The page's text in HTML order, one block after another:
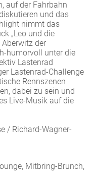
auf der Fahrbahn
und das
nimmt das
„Leo und die
Aberwitz der
-humorvoll unter die
Lastenrad
Lastenrad-Challenge
Rennszenen
dabei zu sein und
Live-Musik auf die
/ Richard-Wagner-
Mitbring-Brunch,